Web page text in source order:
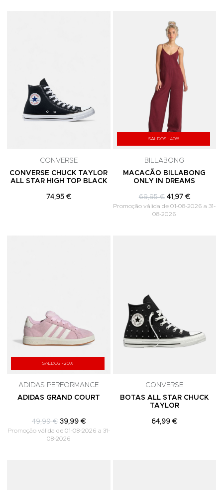
CONVERSE
CONVERSE CHUCK TAYLOR
ALL STAR HIGH TOP BLACK
74,95 €
SALDOS -40%
BILLABONG
MACACÃO BILLABONG
ONLY IN DREAMS
69,95 € 41,97 €
Promoção válida de 01-08-2026 a 31-
08-2026
SALDOS -20%
ADIDAS PERFORMANCE
ADIDAS GRAND COURT
49,99 € 39,99 €
Promoção válida de 01-08-2026 a 31-
08-2026
CONVERSE
BOTAS ALL STAR CHUCK
TAYLOR
64,99 €